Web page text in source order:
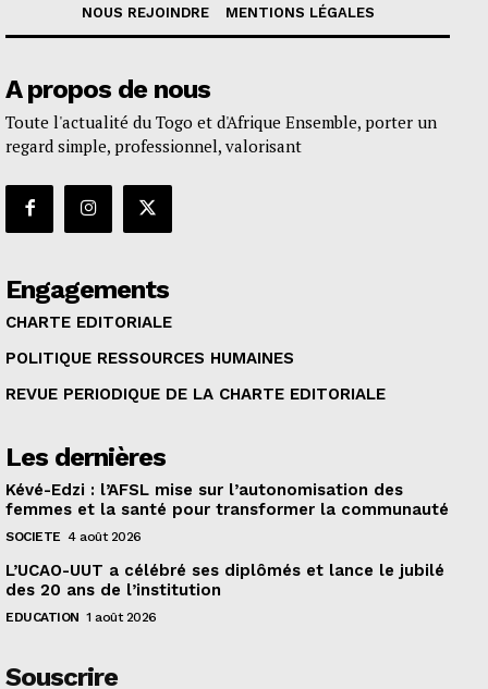
NOUS REJOINDRE
MENTIONS LÉGALES
A propos de nous
Toute l'actualité du Togo et d'Afrique Ensemble, porter un
regard simple, professionnel, valorisant
Engagements
CHARTE EDITORIALE
POLITIQUE RESSOURCES HUMAINES
REVUE PERIODIQUE DE LA CHARTE EDITORIALE
Les dernières
Kévé-Edzi : l’AFSL mise sur l’autonomisation des
femmes et la santé pour transformer la communauté
SOCIETE 4 août 2026
L’UCAO-UUT a célébré ses diplômés et lance le jubilé
des 20 ans de l’institution
EDUCATION 1 août 2026
Souscrire